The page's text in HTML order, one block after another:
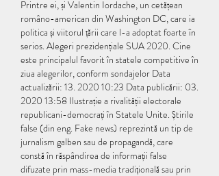
Printre ei, și Valentin Iordache, un cetățean
româno-american din Washington DC, care ia
politica și viitorul țării care l-a adoptat foarte în
serios. Alegeri prezidențiale SUA 2020. Cine
este principalul favorit în statele competitive în
ziua alegerilor, conform sondajelor Data
actualizării: 13. 2020 10:23 Data publicării: 03.
2020 13:58 Ilustrație a rivalității electorale
republicani-democrați în Statele Unite. Știrile
false (din eng. Fake news) reprezintă un tip de
jurnalism galben sau de propagandă, care
constă în răspândirea de informații false
difuzate prin mass-media tradițională sau prin